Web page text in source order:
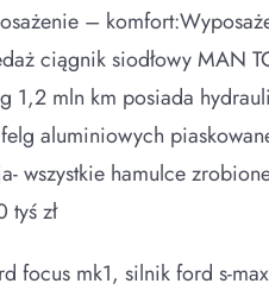
–
ciągnik siodłowy MAN
1,2 mln km posiada
aluminiowych
wszystkie hamulce
zł
focus mk1, silnik ford s-